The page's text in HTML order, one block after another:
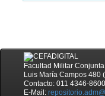
Facultad Militar Conjunta
Luis María Campos 480
Contacto: 011 4346-
E-Mail: